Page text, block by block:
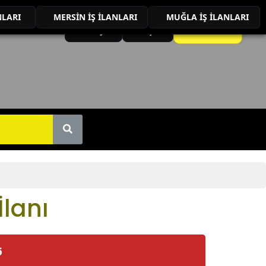
Anasayfa İletişim İLAN VER
MERSİN İŞ İLANLARI MUĞLA İŞ İLANLARI